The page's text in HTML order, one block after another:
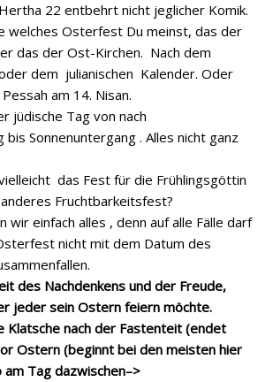
22 entbehrt nicht jeglicher Komik.
welches Osterfest Du meinst, das der
das der Ost-Kirchen. Nach dem
dem julianischen Kalender. Oder
am 14. Nisan.
jüdische Tag von nach
bis Sonnenuntergang . Alles nicht ganz
das Fest für die Frühlingsgöttin
Fruchtbarkeitsfest?
wir einfach alles , denn auf alle Fälle darf
nicht mit dem Datum des
des Nachdenkens und der Freude,
jeder sein Ostern feiern möchte.
Klatsche nach der Fastenteit (endet
Ostern (beginnt bei den meisten hier
am Tag dazwischen–>